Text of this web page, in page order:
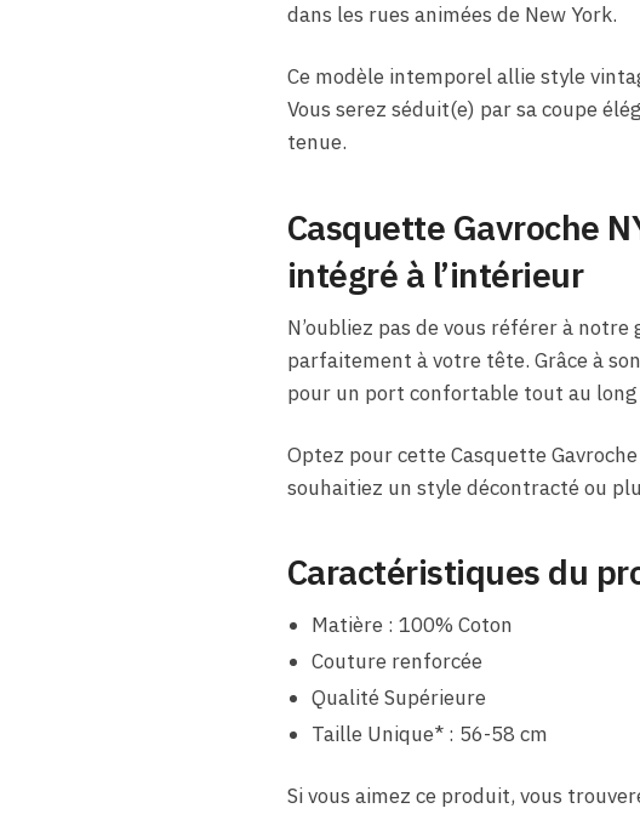
dans les rues animées de New York.
Ce modèle intemporel allie style
Vous serez séduit(e) par sa coupe
tenue.
Casquette Gavroche
intégré à l’intérieur
N’oubliez pas de vous référer à
parfaitement à votre tête. Grâce à
pour un port confortable tout au long
Optez pour cette Casquette
souhaitiez un style décontracté ou
Caractéristiques du
Matière : 100% Coton
Couture renforcée
Qualité Supérieure
Taille Unique* : 56-58 cm
Si vous aimez ce produit, vous